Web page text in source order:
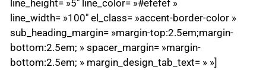
line_height= »5″ line_color= »#efefef »
line_width= »100″ el_class= »accent-border-color »
sub_heading_margin= »margin-top:2.5em;margin-
bottom:2.5em; » spacer_margin= »margin-
bottom:2.5em; » margin_design_tab_text= » »]